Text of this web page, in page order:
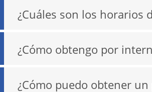
¿Cuáles son los horarios
¿Cómo obtengo por
¿Cómo puedo obtener